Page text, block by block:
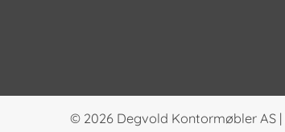
© 2026 Degvold Kontormøbler AS |